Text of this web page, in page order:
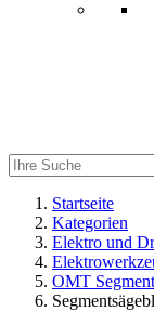
Startseite
Kategorien
Elektro und
OMT